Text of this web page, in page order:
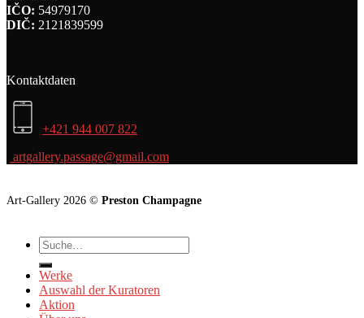
IČO: 54979170
DIČ: 2121839599
Kontaktdaten
+421 944 007 822
artgallery.passage@gmail.com
Art-Gallery 2026 © Preston Champagne
Suche
nach:
Werke
Auswahl der Kuratoren
Aktion